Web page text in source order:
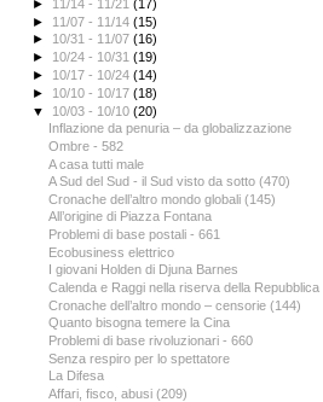
► 11/14 - 11/21(17)
► 11/07 - 11/14(15)
► 10/31 - 11/07(16)
► 10/24 - 10/31(19)
► 10/17 - 10/24(14)
► 10/10 - 10/17(18)
▼ 10/03 - 10/10(20)
Inflazione da penuria – da globalizzazione
Ombre - 582
A casa tutti male
A Sud del Sud - il Sud visto da sotto (470)
Cronache dell’altro mondo globali (145)
All’origine di Piazza Fontana
Problemi di base postali - 661
Ecobusiness elettrico
I giovani Holden di Djuna Barnes
Calenda e Raggi nella riserva della Repubblica
Cronache dell’altro mondo – censorie (144)
Quanto bisogna temere la Cina
Problemi di base rivoluzionari - 660
Senza respiro per lo spettatore
La Difesa
Affari, fisco, abusi (209)